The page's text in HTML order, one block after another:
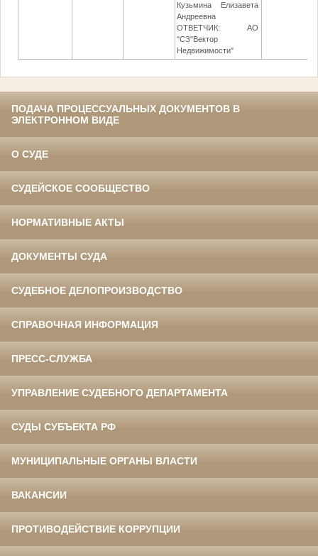
Кузьмина Елизавета
Андреевна
ОТВЕТЧИК: АО
"СЗ"Вектор
Недвижимости"
ПОДАЧА ПРОЦЕССУАЛЬНЫХ ДОКУМЕНТОВ В
ЭЛЕКТРОННОМ ВИДЕ
О СУДЕ
СУДЕЙСКОЕ СООБЩЕСТВО
НОРМАТИВНЫЕ АКТЫ
ДОКУМЕНТЫ СУДА
СУДЕБНОЕ ДЕЛОПРОИЗВОДСТВО
СПРАВОЧНАЯ ИНФОРМАЦИЯ
ПРЕСС-СЛУЖБА
УПРАВЛЕНИЕ СУДЕБНОГО ДЕПАРТАМЕНТА
СУДЫ СУБЪЕКТА РФ
МУНИЦИПАЛЬНЫЕ ОРГАНЫ ВЛАСТИ
ВАКАНСИИ
ПРОТИВОДЕЙСТВИЕ КОРРУПЦИИ